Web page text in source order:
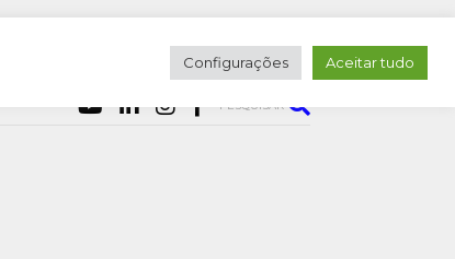
PESQUISAR
Configurações Aceitar tudo